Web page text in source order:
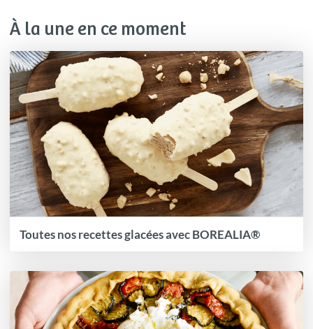
À la une en ce moment
Toutes nos recettes glacées avec BOREALIA®